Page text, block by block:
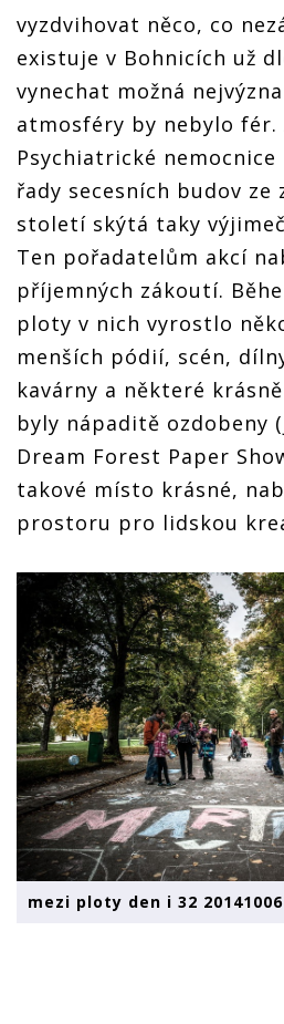
vyzdvihovat něco, co
existuje v Bohnicích už
vynechat možná
atmosféry by nebylo fér.
Psychiatrické
řady secesních budov ze
století skýtá taky
Ten pořadatelům akcí
příjemných zákoutí.
ploty v nich vyrostlo
menších pódií, scén,
kavárny a některé
byly nápaditě ozdobeny
Dream Forest Paper
takové místo krásné,
prostoru pro lidskou
mezi ploty den i 32 20141006